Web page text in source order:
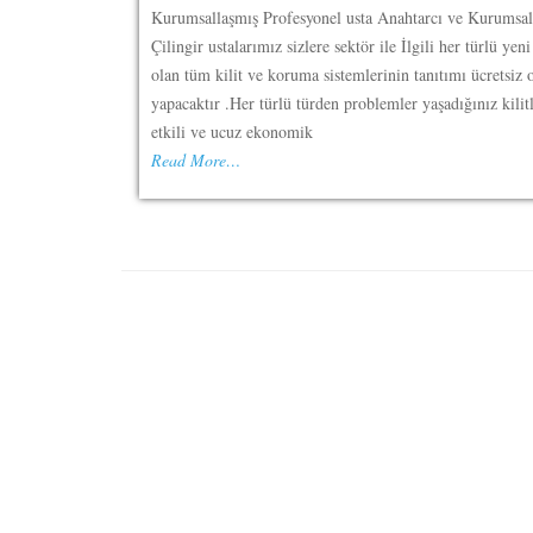
Kurumsallaşmış Profesyonel usta Anahtarcı ve
Çilingir ustalarımız sizlere sektör ile İlgili her türlü yeni
olan tüm kilit ve koruma sistemlerinin tanıtımı ücretsiz
yapacaktır .Her türlü türden problemler yaşadığınız
etkili ve ucuz ekonomik
Read More…